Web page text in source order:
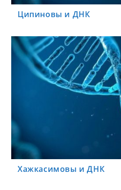
Ципиновы и ДНК
Хажкасимовы и ДНК